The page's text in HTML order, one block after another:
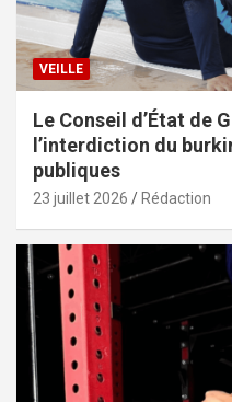
VEILLE
Le Conseil d’État de
l’interdiction du
publiques
23 juillet 2026 Rédaction